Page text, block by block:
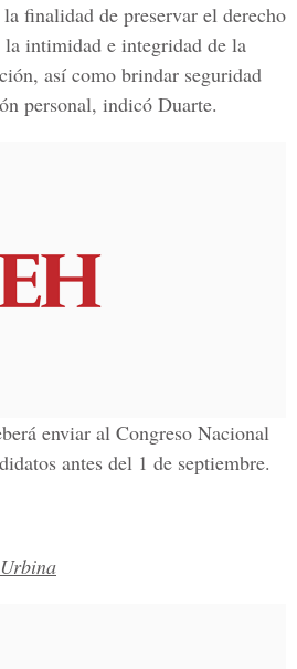
finalidad de preservar el derecho
intimidad e integridad de la
así como brindar seguridad
personal, indicó Duarte.
enviar al Congreso Nacional
antes del 1 de septiembre.